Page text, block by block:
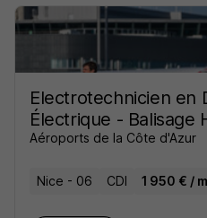
Electrotechnicien en
Électrique - Balisage
Aéroports de la Côte d'Azur
Nice - 06 CDI 1 950 € /